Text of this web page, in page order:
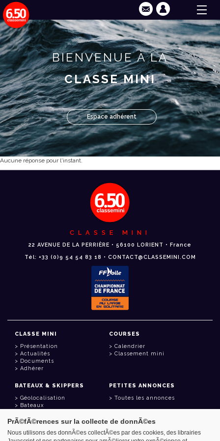
BIENVENUE À LA
CLASSE MINI
Espace adhérent
Aucune réponse pour l'instant.
CLASSE MINI
22 AVENUE DE LA PERRIÈRE • 56100 LORIENT • France
Tél: +33 (0)9 54 54 83 18 • CONTACT@CLASSEMINI.COM
CLASSE MINI
Présentation
Actualités
Documents
Adhérer
COURSES
Calendrier
Classement mini
BATEAUX & SKIPPERS
Géolocalisation
Bateaux
PETITES ANNONCES
Toutes les annonces
LIENS UTILES
PrÃ©fÃ©rences sur la collecte de donnÃ©es
Nous utilisons des donnÃ©es collectÃ©es par des cookies, des librairies